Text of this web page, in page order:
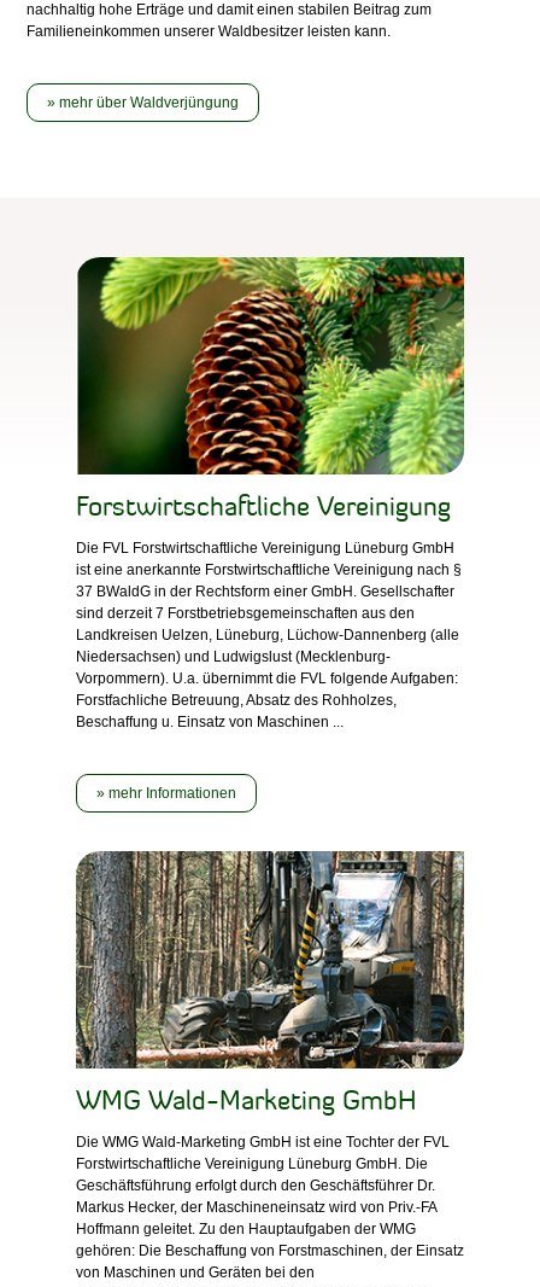
nachhaltig hohe Erträge und damit einen stabilen Beitrag zum
Familieneinkommen unserer Waldbesitzer leisten kann.
mehr über Waldverjüngung
Forstwirtschaftliche Vereinigung
Die FVL Forstwirtschaftliche Vereinigung Lüneburg GmbH
ist eine anerkannte Forstwirtschaftliche Vereinigung nach §
37 BWaldG in der Rechtsform einer GmbH. Gesellschafter
sind derzeit 7 Forstbetriebsgemeinschaften aus den
Landkreisen Uelzen, Lüneburg, Lüchow-Dannenberg (alle
Niedersachsen) und Ludwigslust (Mecklenburg-
Vorpommern). U.a. übernimmt die FVL folgende Aufgaben:
Forstfachliche Betreuung, Absatz des Rohholzes,
Beschaffung u. Einsatz von Maschinen ...
mehr Informationen
WMG Wald-Marketing GmbH
Die WMG Wald-Marketing GmbH ist eine Tochter der FVL
Forstwirtschaftliche Vereinigung Lüneburg GmbH. Die
Geschäftsführung erfolgt durch den Geschäftsführer Dr.
Markus Hecker, der Maschineneinsatz wird von Priv.-FA
Hoffmann geleitet. Zu den Hauptaufgaben der WMG
gehören: Die Beschaffung von Forstmaschinen, der Einsatz
von Maschinen und Geräten bei den